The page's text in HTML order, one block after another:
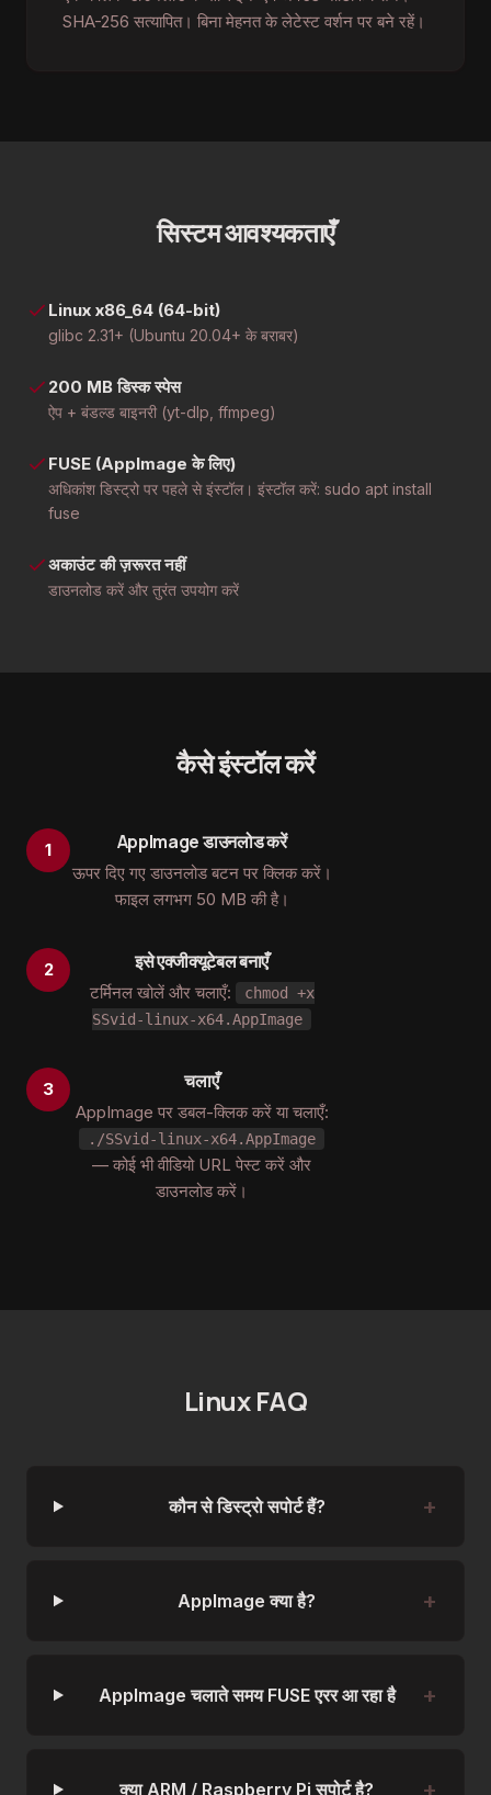
SHA-256 सत्यापित। बिना मेहनत के लेटेस्ट वर्शन पर बने रहें।
सिस्टम आवश्यकताएँ
Linux x86_64 (64-bit)
glibc 2.31+ (Ubuntu 20.04+ के बराबर)
200 MB डिस्क स्पेस
ऐप + बंडल्ड बाइनरी (yt-dlp, ffmpeg)
FUSE (AppImage के लिए)
अधिकांश डिस्ट्रो पर पहले से इंस्टॉल। इंस्टॉल करें: sudo apt install
fuse
अकाउंट की ज़रूरत नहीं
डाउनलोड करें और तुरंत उपयोग करें
कैसे इंस्टॉल करें
AppImage डाउनलोड करें
ऊपर दिए गए डाउनलोड बटन पर क्लिक करें।
फाइल लगभग 50 MB की है।
इसे एक्जीक्यूटेबल बनाएँ
टर्मिनल खोलें और चलाएँ:
chmod +x
SSvid-linux-x64.AppImage
चलाएँ
AppImage पर डबल-क्लिक करें या चलाएँ:
./SSvid-linux-x64.AppImage
— कोई भी वीडियो URL पेस्ट करें और
डाउनलोड करें।
Linux FAQ
कौन से डिस्ट्रो सपोर्ट हैं?
AppImage क्या है?
AppImage चलाते समय FUSE एरर आ रहा है
क्या ARM / Raspberry Pi सपोर्ट है?